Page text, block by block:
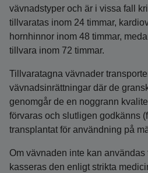
vävnadstyper och är i vissa fall
tillvaratas inom 24 timmar,
hornhinnor inom 48 timmar,
tillvara inom 72 timmar.
Tillvaratagna vävnader
vävnadsinrättningar där de
genomgår de en noggrann
förvaras och slutligen godkänns
transplantat för användning på
Om vävnaden inte kan användas
kasseras den enligt strikta